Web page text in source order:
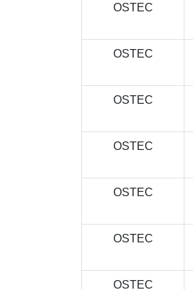
OSTEC
OSTEC
OSTEC
OSTEC
OSTEC
OSTEC
OSTEC